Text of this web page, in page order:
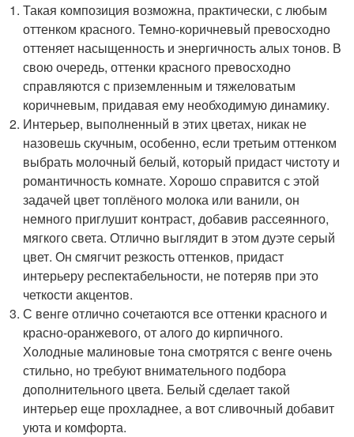
Такая композиция возможна, практически, с любым
оттенком красного. Темно-коричневый превосходно
оттеняет насыщенность и энергичность алых тонов. В
свою очередь, оттенки красного превосходно
справляются с приземленным и тяжеловатым
коричневым, придавая ему необходимую динамику.
Интерьер, выполненный в этих цветах, никак не
назовешь скучным, особенно, если третьим оттенком
выбрать молочный белый, который придаст чистоту и
романтичность комнате. Хорошо справится с этой
задачей цвет топлёного молока или ванили, он
немного приглушит контраст, добавив рассеянного,
мягкого света. Отлично выглядит в этом дуэте серый
цвет. Он смягчит резкость оттенков, придаст
интерьеру респектабельности, не потеряв при это
четкости акцентов.
С венге отлично сочетаются все оттенки красного и
красно-оранжевого, от алого до кирпичного.
Холодные малиновые тона смотрятся с венге очень
стильно, но требуют внимательного подбора
дополнительного цвета. Белый сделает такой
интерьер еще прохладнее, а вот сливочный добавит
уюта и комфорта.